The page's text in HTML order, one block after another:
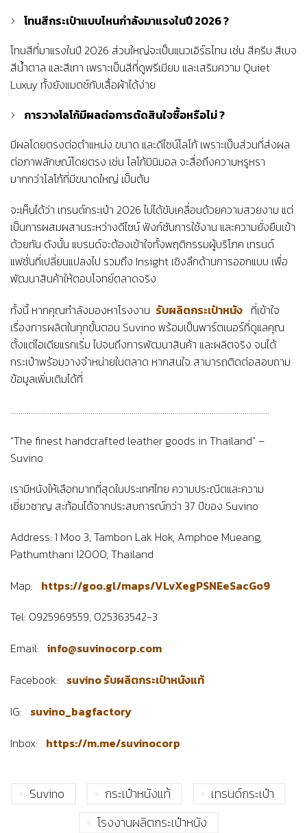
โทนสีกระเป๋าแบบไหนกำลังมาแรงในปี 2026 ?
โทนสีที่มาแรงในปี 2026 ส่วนใหญ่จะเป็นแนวเอิร์ธโทน เช่น สีครีม สีเบจ
สีน้ำตาล และสีเทา เพราะเป็นสีที่ดูพรีเมียม และเสริมความ Quiet
Luxuy ทั้งยังแมตช์กับเสื้อผ้าได้ง่าย
การวางโลโก้มีผลต่อการตัดสินใจซื้อหรือไม่ ?
มีผลโดยตรงต่อตำแหน่ง ขนาด และดีไซน์โลโก้ เพราะเป็นส่วนที่ส่งผล
ต่อภาพลักษณ์โดยตรง เช่น โลโก้มินิมอล จะสื่อถึงความหรูหรา
มากกว่าโลโก้ที่มีขนาดใหญ่ เป็นต้น
จะเห็นได้ว่า เทรนด์กระเป๋า 2026 ไม่ได้ขับเคลื่อนด้วยความสวยงาม แต่
เป็นการผสมผสานระหว่างดีไซน์ ฟังก์ชันการใช้งาน และความยั่งยืนเข้า
ด้วยกัน ดังนั้น แบรนด์จะต้องเข้าใจทั้งพฤติกรรมผู้บริโภค เทรนด์
แฟชั่นที่เปลี่ยนแปลงไป รวมถึง Insight เชิงลึกด้านการออกแบบ เพื่อ
พัฒนาสินค้าให้ตอบโจทย์ตลาดจริง
ทั้งนี้ หากคุณกำลังมองหาโรงงาน รับผลิตกระเป๋าหนัง ที่เข้าใจ
เรื่องการผลิตในทุกขั้นตอน Suvino พร้อมเป็นพาร์ตเนอร์ที่ดูแลคุณ
ตั้งแต่ไอเดียแรกเริ่ม ไปจนถึงการพัฒนาสินค้า และผลิตจริง จนได้
กระเป๋าพร้อมวางจำหน่ายในตลาด หากสนใจ สามารถติดต่อสอบถาม
ข้อมูลเพิ่มเติมได้ที่
………………………………………………………………………………………………………………
“The finest handcrafted leather goods in Thailand” –
Suvino
เรามีหนังให้เลือกมากที่สุดในประเทศไทย ความประณีตและความ
เชี่ยวชาญ สะท้อนได้จากประสบการณ์กว่า 37 ปีของ Suvino
Address: 1 Moo 3, Tambon Lak Hok, Amphoe Mueang,
Pathumthani 12000, Thailand
Map: https://goo.gl/maps/VLvXegPSNEeSacGo9
Tel: 0925969559, 025363542-3
Email: info@suvinocorp.com
Facebook: suvino รับผลิตกระเป๋าหนังแท้
IG: suvino_bagfactory
Inbox: https://m.me/suvinocorp
Suvino กระเป๋าหนังแท้
เทรนด์กระเป๋า
โรงงานผลิตกระเป๋าหนัง